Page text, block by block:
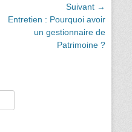
Suivant →
Article
Entretien : Pourquoi avoir
un gestionnaire de
Patrimoine ?